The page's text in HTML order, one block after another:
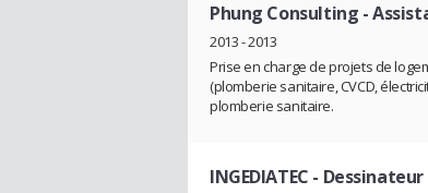
Phung Consulting -
2013 - 2013
Prise en charge de projets de
(plomberie sanitaire, CVCD,
plomberie sanitaire.
INGEDIATEC - Dessinateur